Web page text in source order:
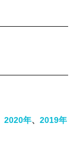
2020年​、 2019年